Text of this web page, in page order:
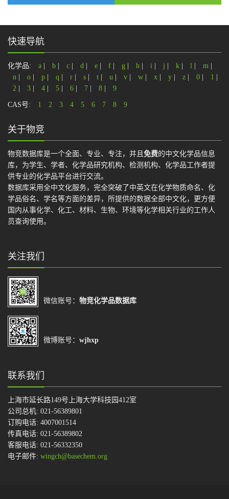
快速导航
化学品: a b c d e f g h i j k l m
n
o p q r s t u v w x y z 0 1
2
3 4 5 6 7 8 9
CAS号: 1 2 3 4 5 6 7 8 9
关于物竞
物竞数据库是一个全面、专业、专注，并且 免费的中文化学品信息
库，为学生、学者、化学品研究机构、检测机构、化学品工作者提
供专业的化学品平台进行交流。
数据库采用全中文化服务，完全突破了中英文在化学物质命名、化
学品俗名、学名等方面的差异，所提供的数据全部中文化，更方便
国内从事化学、化工、材料、生物、环境等化学相关行业的工作人
员查询使用。
关注我们
微信账号： 物竞化学品数据库
微博账号： wjhxp
联系我们
上海市延长路149号上海大学科技园412室
公司总机: 021-56389801
订购电话: 4007001514
传真电话: 021-56389802
客服电话: 021-56332350
电子邮件: wingch@basechem.org